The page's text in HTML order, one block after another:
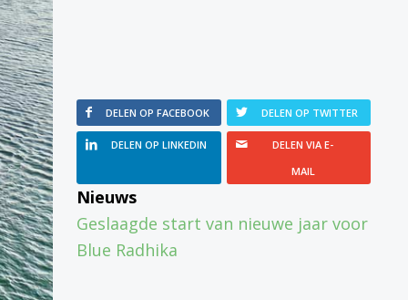
DELEN OP FACEBOOK DELEN OP TWITTER
DELEN OP LINKEDIN
DELEN VIA E-
MAIL
Nieuws
Geslaagde start van nieuwe jaar voor
Blue Radhika